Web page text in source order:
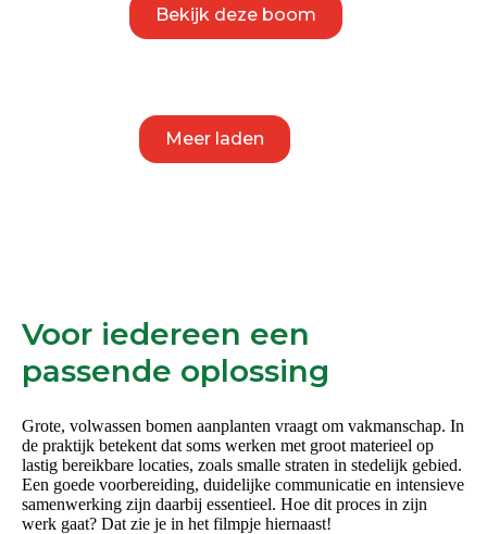
Bekijk deze boom
product
heeft
optie
kan
gekozen
Meer laden
Voor iedereen een
passende oplossing
Grote, volwassen bomen aanplanten vraagt om vakmanschap. In
de praktijk betekent dat soms werken met groot materieel op
lastig bereikbare locaties, zoals smalle straten in stedelijk gebied.
Een goede voorbereiding, duidelijke communicatie en intensieve
samenwerking zijn daarbij essentieel. Hoe dit proces in zijn
werk gaat? Dat zie je in het filmpje hiernaast!